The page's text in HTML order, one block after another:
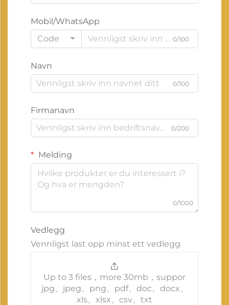
Mobil/WhatsApp
Code
0/100
Navn
0/100
Firmanavn
0/200
Melding
0/1000
Vedlegg
Vennligst last opp minst ett vedlegg
Up to 3 files，more 30mb，suppor
jpg、jpeg、png、pdf、doc、docx、
xls、xlsx、csv、txt